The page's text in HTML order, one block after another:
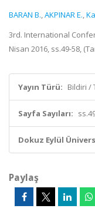
BARAN B.,AKPINAR E.,
3rd. International
Nisan 2016, ss.49-58,
Yayın Türü: Bildiri /
Sayfa Sayıları:
Dokuz Eylül
Paylaş